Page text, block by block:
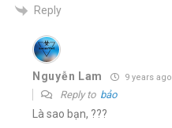
Reply
Nguyễn Lam 9 years ago
Reply to bảo
Là sao bạn, ???